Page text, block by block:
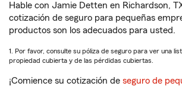
Hable con Jamie Detten en Richardson,
cotización de seguro para pequeñas
productos son los adecuados para usted.
1. Por favor, consulte su póliza de seguro para ver una
propiedad cubierta y de las pérdidas cubiertas.
¡Comience su cotización de seguro de